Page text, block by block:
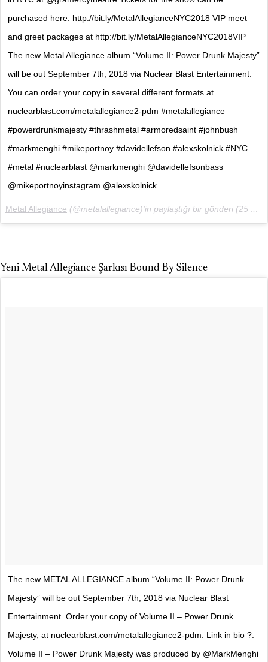
purchased here: http://bit.ly/MetalAllegianceNYC2018 VIP meet
and greet packages at http://bit.ly/MetalAllegianceNYC2018VIP
The new Metal Allegiance album “Volume II: Power Drunk Majesty”
will be out September 7th, 2018 via Nuclear Blast Entertainment.
You can order your copy in several different formats at
nuclearblast.com/metalallegiance2-pdm #metalallegiance
#powerdrunkmajesty #thrashmetal #armoredsaint #johnbush
#markmenghi #mikeportnoy #davidellefson #alexskolnick #NYC
#metal #nuclearblast @markmenghi @davidellefsonbass
@mikeportnoyinstagram @alexskolnick
Metal Allegiance (@metalallegiance)’in paylaştığı bir gönderi (25 Ağu, 2018, 10:13öö PDT
Yeni Metal Allegiance Şarkısı Bound By Silence
The new METAL ALLEGIANCE album “Volume II: Power Drunk
Majesty” will be out September 7th, 2018 via Nuclear Blast
Entertainment. Order your copy of Volume II – Power Drunk
Majesty, at nuclearblast.com/metalallegiance2-pdm. Link in bio ?.
Volume II – Power Drunk Majesty was produced by @MarkMenghi